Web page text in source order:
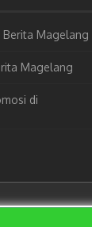
Berita Magelang
Magelang
di